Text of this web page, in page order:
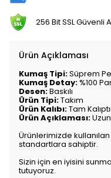
256 Bit SSL Güvenli
Ürün Açıklaması
Kumaş Tipi:Süprem
Kumaş Detay:%100
Desen:Baskılı
Ürün Tipi:Takım
Ürün Kalıbı:Tam
Ürün Açıklaması:
Ürünlerimizde
standartlara sahiptir.
Sizin için en iyisini
tutuyoruz.